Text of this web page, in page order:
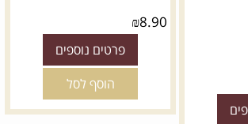
₪8.90
פרטים נוספים
הוסף לסל